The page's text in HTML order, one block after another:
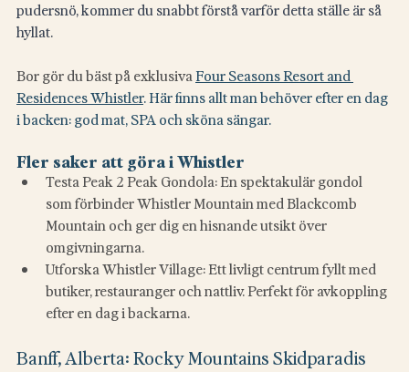
pudersnö, kommer du snabbt förstå varför detta ställe är så
hyllat.
Bor gör du bäst på exklusiva Four Seasons Resort and
Residences Whistler. Här finns allt man behöver efter en dag
i backen: god mat, SPA och sköna sängar.
Fler saker att göra i Whistler
Testa Peak 2 Peak Gondola: En spektakulär gondol
som förbinder Whistler Mountain med Blackcomb
Mountain och ger dig en hisnande utsikt över
omgivningarna.
Utforska Whistler Village: Ett livligt centrum fyllt med
butiker, restauranger och nattliv. Perfekt för avkoppling
efter en dag i backarna.
Banff, Alberta: Rocky Mountains Skidparadis